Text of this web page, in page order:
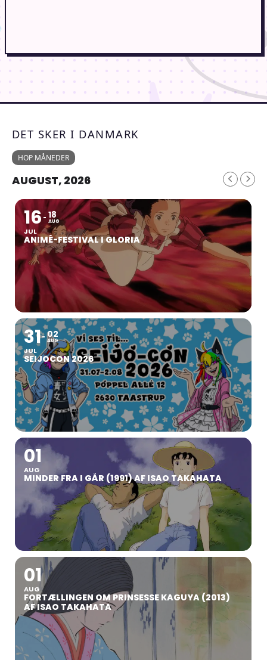
DET SKER I DANMARK
HOP MÅNEDER
AUGUST, 2026
16
JUL
18
AUG
ANIMÉ-FESTIVAL I GLORIA
31
JUL
02
AUG
SEIJOCON 2026
01
AUG
MINDER FRA I GÅR (1991) AF ISAO TAKAHATA
01
AUG
FORTÆLLINGEN OM PRINSESSE KAGUYA (2013)
AF ISAO TAKAHATA